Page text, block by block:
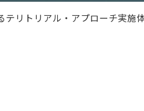
リトリアル・アプローチ実施